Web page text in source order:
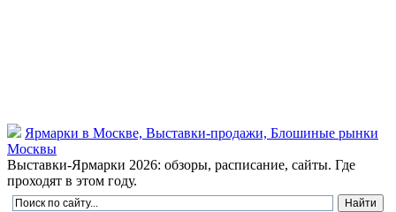
Ярмарки в Москве, Выставки-продажи, Блошиные рынки
Москвы
Выставки-Ярмарки 2026: обзоры, расписание, сайты. Где
проходят в этом году.